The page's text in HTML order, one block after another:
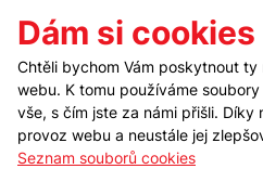
Kontakt
Dám si cookies
Chtěli bychom Vám poskytnout
webu. K tomu používáme
vše, s čím jste za námi přišli. Díky
provoz webu a neustále jej
Seznam souborů cookies